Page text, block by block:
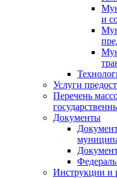
и
Услуги
Перечень
Документы
Инструкции и